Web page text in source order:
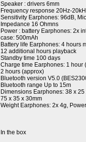
Speaker : drivers 6mm
Frequency response 20Hz-
Sensitivity Earphones: 96dB,
Impedance 16 Ohmns
Power : battery Earphones: 2x
case: 500mAh
Battery life Earphones: 4 hours
12 additional hours playback
Standby time 100 days
Charge time Earphones: 1 hour
2 hours (approx)
Bluetooth version V5.0
Bluetooth range Up to 15m
Dimensions Earphones: 38 x
75 x 35 x 30mm
Weight Earphones: 2x 4g,
In the box